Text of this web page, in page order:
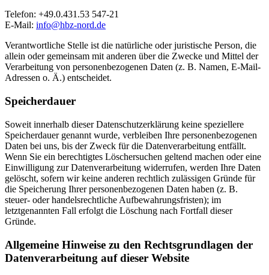
Telefon: +49.0.431.53 547-21
E-Mail: info@hbz-nord.de
Verantwortliche Stelle ist die natürliche oder juristische Person, die
allein oder gemeinsam mit anderen über die Zwecke und Mittel der
Verarbeitung von personenbezogenen Daten (z. B. Namen, E-Mail-
Adressen o. Ä.) entscheidet.
Speicherdauer
Soweit innerhalb dieser Datenschutzerklärung keine speziellere
Speicherdauer genannt wurde, verbleiben Ihre personenbezogenen
Daten bei uns, bis der Zweck für die Datenverarbeitung entfällt.
Wenn Sie ein berechtigtes Löschersuchen geltend machen oder eine
Einwilligung zur Datenverarbeitung widerrufen, werden Ihre Daten
gelöscht, sofern wir keine anderen rechtlich zulässigen Gründe für
die Speicherung Ihrer personenbezogenen Daten haben (z. B.
steuer- oder handelsrechtliche Aufbewahrungsfristen); im
letztgenannten Fall erfolgt die Löschung nach Fortfall dieser
Gründe.
Allgemeine Hinweise zu den Rechtsgrundlagen der
Datenverarbeitung auf dieser Website